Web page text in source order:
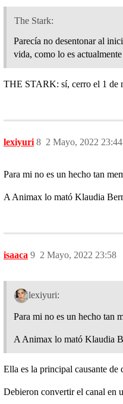
The Stark:
Parecía no desentonar al
vida, como lo es
THE STARK: sí, cerro el 1 de
lexiyuri 2 Mayo, 2022 23:44
8
Para mi no es un hecho tan
A Animax lo mató Klaudia
isaaca 2 Mayo, 2022 23:58
9
lexiyuri:
Para mi no es un hecho tan
A Animax lo mató Klaudia
Ella es la principal causante de
Debieron convertir el canal en